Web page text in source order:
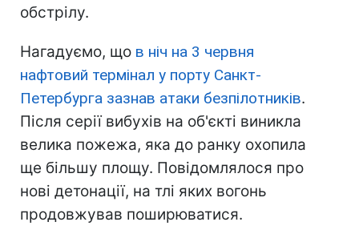
обстрілу.
Нагадуємо, що в ніч на 3 червня
нафтовий термінал у порту Санкт-
Петербурга зазнав атаки безпілотників.
Після серії вибухів на об'єкті виникла
велика пожежа, яка до ранку охопила
ще більшу площу. Повідомлялося про
нові детонації, на тлі яких вогонь
продовжував поширюватися.